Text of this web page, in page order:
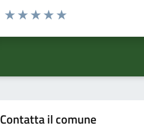
Valuta da 1 a 5 stelle la pagina
Contatta il comune